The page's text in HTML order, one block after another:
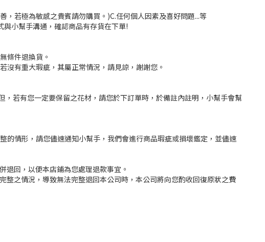
若極為敏感之貴賓請勿購買。)C.任何個人因素及喜好問題...等
小幫手溝通，確認商品有存貨在下單!
條件退換貨。
沒有重大瑕疵，其屬正常情況，請見諒，謝謝您。
若有您一定要保留之花材，請您於下訂單時，於備註內註明，小幫手會幫
的情形，請您儘速通知小幫手，我們會進行商品瑕疵或損壞鑑定，並儘速
退回，以便本店鋪為您處理退款事宜。
之情況，導致無法完整退回本公司時，本公司將向您酌收回復原狀之費